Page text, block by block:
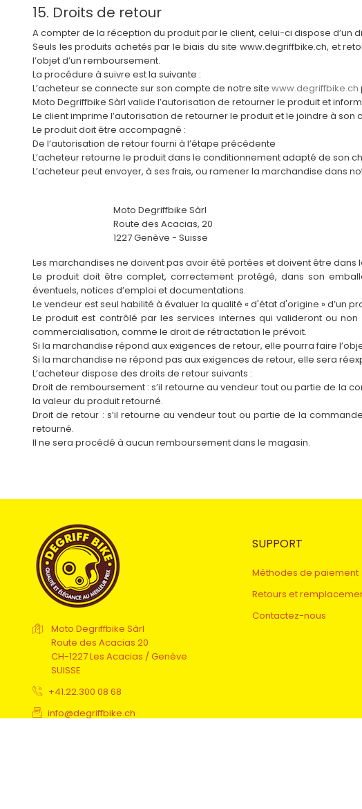
15. Droits de retour
A compter de la réception du produit par le client, celui-ci dispose
Seuls les produits achetés par le biais du site www.degriffbike.ch, et
l’objet d’un remboursement.
La procédure à suivre est la suivante :
L’acheteur se connecte sur son compte de notre site www.degriffbike.ch
Moto Degriffbike Sàrl valide l’autorisation de retourner le produit et
Le client imprime l’autorisation de retourner le produit et le joindre à son
Le produit doit être accompagné :
De l’autorisation de retour fourni à l’étape précédente
L’acheteur retourne le produit dans le conditionnement adapté de son
L’acheteur peut envoyer, à ses frais, ou ramener la marchandise dans
Moto Degriffbike Sàrl
Route des Acacias, 20
1227 Genève - Suisse
Les marchandises ne doivent pas avoir été portées et doivent être dans
Le produit doit être complet, correctement protégé, dans son
éventuels, notices d’emploi et documentations.
Le vendeur est seul habilité à évaluer la qualité « d'état d'origine » d’un
Le produit est contrôlé par les services internes qui valideront ou
commercialisation, comme le droit de rétractation le prévoit.
Si la marchandise répond aux exigences de retour, elle pourra faire
Si la marchandise ne répond pas aux exigences de retour, elle sera
L’acheteur dispose des droits de retour suivants :
Droit de remboursement : s’il retourne au vendeur tout ou partie de la
la valeur du produit retourné.
Droit de retour : s’il retourne au vendeur tout ou partie de la
retourné.
Il ne sera procédé à aucun remboursement dans le magasin.
Moto Degriffbike Sàrl
Route des Acacias 20
CH-1227 Les Acacias / Genève
SUISSE
+41.22.300 08 68
info@degriffbike.ch
SUPPORT
Méthodes de paiement
Retours et
Contactez-nous